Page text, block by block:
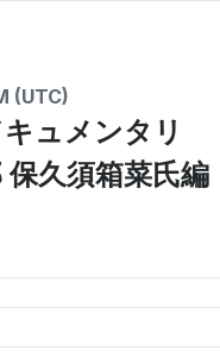
(UTC)
ュメンタリ
久須箱菜氏編